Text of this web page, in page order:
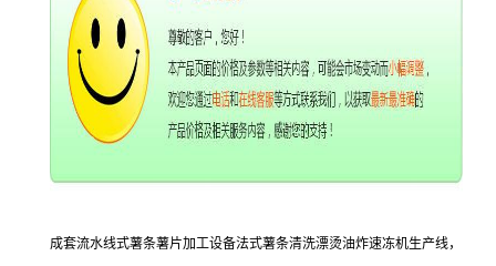
成套流水线式薯条薯片加工设备法式薯条清洗漂烫油炸速冻机生产线，